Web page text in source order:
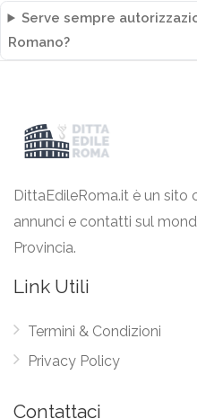
Serve sempre
Romano?
DittaEdileRoma.it è un sito
annunci e contatti sul
Provincia.
Link Utili
Termini & Condizioni
Privacy Policy
Contattaci